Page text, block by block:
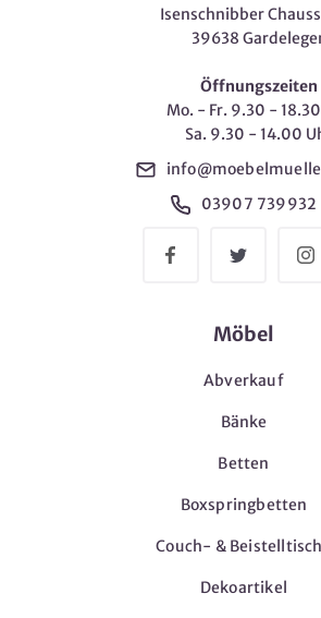
Isenschnibber
39638
Öffnungszeiten
Mo. - Fr. 9.30 -
Sa. 9.30 - 14.00
03907 739932
Möbel
Abverkauf
Bänke
Betten
Boxspringbetten
Couch- &
Dekoartikel